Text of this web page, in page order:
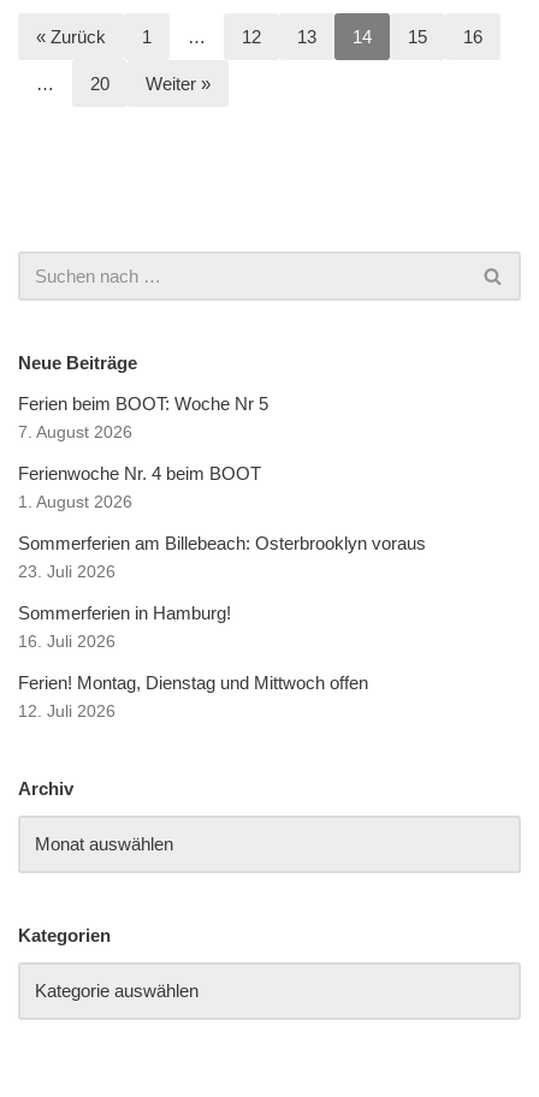
« Zurück 1 … 12 13 14 15 16
… 20 Weiter »
Neue Beiträge
Ferien beim BOOT: Woche Nr 5
7. August 2026
Ferienwoche Nr. 4 beim BOOT
1. August 2026
Sommerferien am Billebeach: Osterbrooklyn voraus
23. Juli 2026
Sommerferien in Hamburg!
16. Juli 2026
Ferien! Montag, Dienstag und Mittwoch offen
12. Juli 2026
Archiv
Kategorien